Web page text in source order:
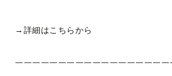
→詳細はこちらから
￣￣￣￣￣￣￣￣￣￣￣￣￣￣￣￣￣